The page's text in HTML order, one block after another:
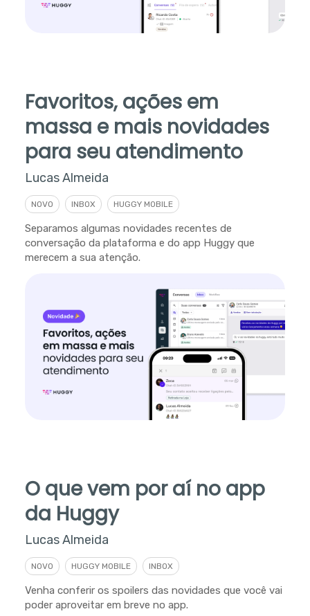
Favoritos, ações em
massa e mais novidades
para seu atendimento
Lucas Almeida
NOVO INBOX HUGGY MOBILE
Separamos algumas novidades recentes de
conversação da plataforma e do app Huggy que
merecem a sua atenção.
O que vem por aí no app
da Huggy
Lucas Almeida
NOVO HUGGY MOBILE INBOX
Venha conferir os spoilers das novidades que você vai
poder aproveitar em breve no app.